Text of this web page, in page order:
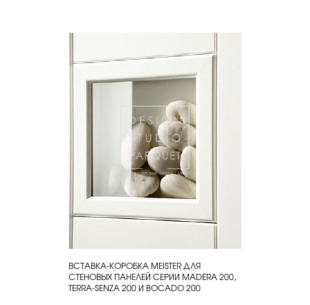
КУПИТЬ
ВСТАВКА-КОРОБКА MEISTER ДЛЯ
СТЕНОВЫХ ПАНЕЛЕЙ СЕРИИ MADERA 200,
TERRA-SENZA 200 И BOCADO 200